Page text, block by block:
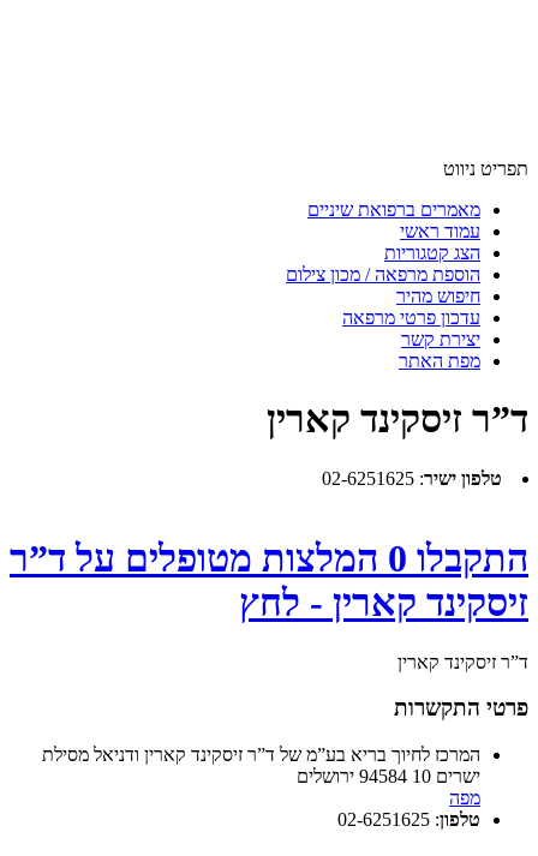
תפריט ניווט
מאמרים ברפואת שיניים
עמוד ראשי
הצג קטגוריות
הוספת מרפאה / מכון צילום
חיפוש מהיר
עדכון פרטי מרפאה
יצירת קשר
מפת האתר
ד”ר זיסקינד קארין
טלפון ישיר:
02-6251625
התקבלו 0 המלצות מטופלים על ד”ר
זיסקינד קארין - לחץ
ד”ר זיסקינד קארין
פרטי התקשרות
המרכז לחיוך בריא בע”מ של ד”ר זיסקינד קארין ודניאל מסילת
ישרים 10 94584 ירושלים
מפה
טלפון:
02-6251625